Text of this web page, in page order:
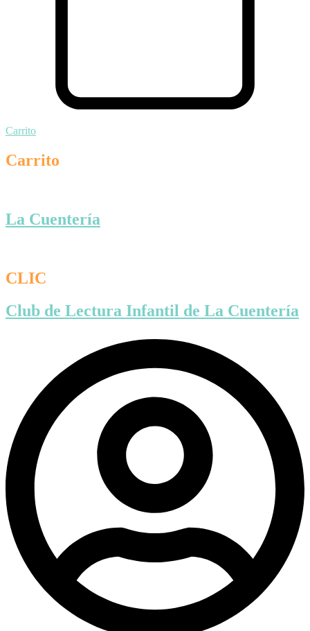
Carrito
Carrito
La Cuentería
CLIC
Club de Lectura Infantil de La Cuentería